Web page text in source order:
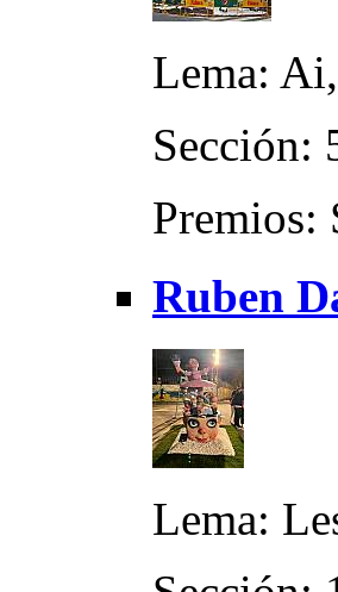
Lema:
Sección:
Premios:
Ruben
Lema: